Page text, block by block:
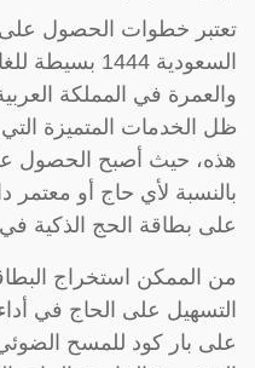
تعتبر خطوات الحصول على
السعودية
والعمرة في المملكة
ظل الخدمات المتميزة
هذه، حيث أصبح الحصول
بالنسبة لأي حاج أو
على بطاقة الحج الذكية
من الممكن استخراج
التسهيل على الحاج في
على بار كود للمسح